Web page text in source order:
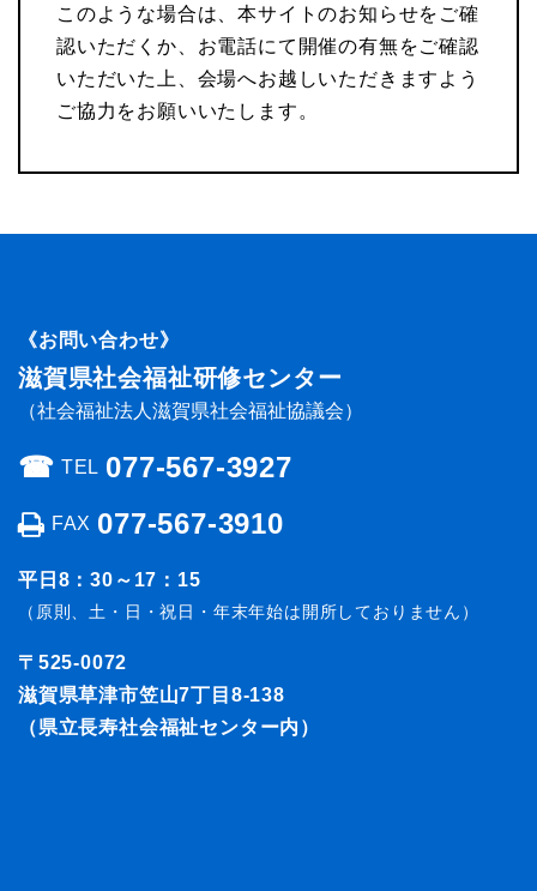
このような場合は、本サイトのお知らせをご確
認いただくか、お電話にて開催の有無をご確認
いただいた上、会場へお越しいただきますよう
ご協力をお願いいたします。
《お問い合わせ》
滋賀県社会福祉研修センター
（社会福祉法人滋賀県社会福祉協議会）
☎︎ TEL 077-567-3927
FAX 077-567-3910
平日8：30～17：15
（原則、土・日・祝日・年末年始は開所しておりません）
〒525-0072
滋賀県草津市笠山7丁目8-138
（県立長寿社会福祉センター内）